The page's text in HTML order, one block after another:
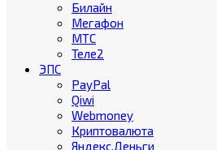
Билайн
Мегафон
МТС
Теле2
ЭПС
PayPal
Qiwi
Webmoney
Криптовалюта
Яндекс.Деньги